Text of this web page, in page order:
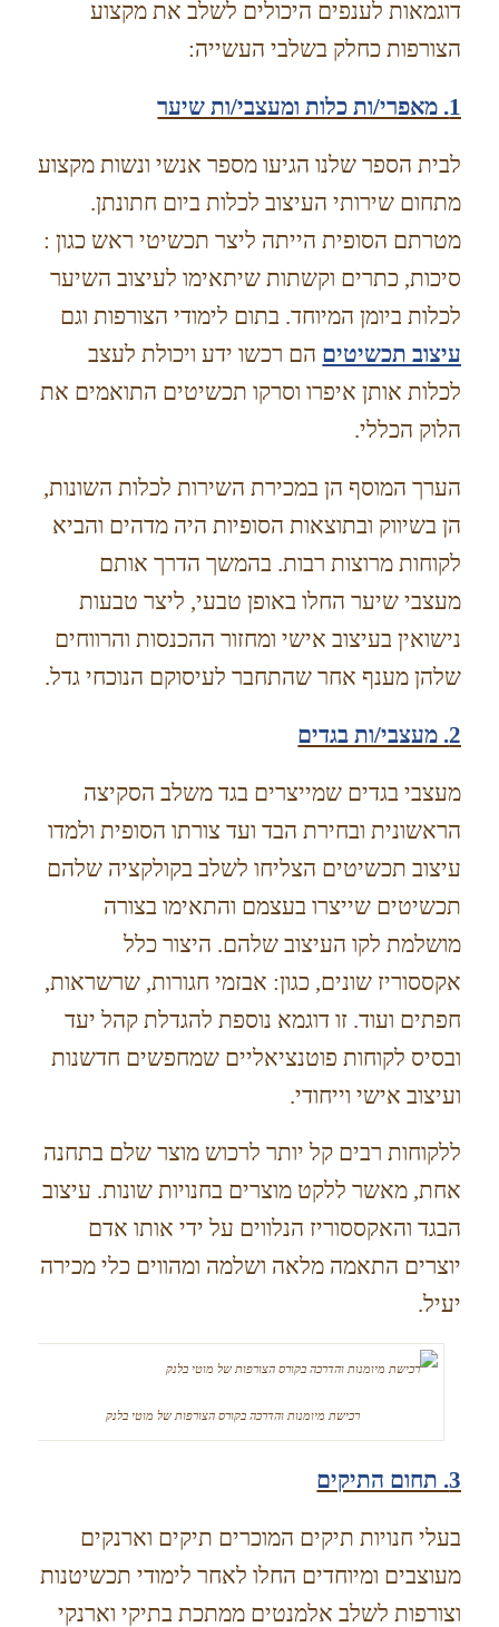
דוגמאות לענפים היכולים לשלב את מקצוע
הצורפות כחלק בשלבי העשייה:
1. מאפרי/ות כלות ומעצבי/ות שיער
לבית הספר שלנו הגיעו מספר אנשי ונשות מקצוע
מתחום שירותי העיצוב לכלות ביום חתונתן.
מטרתם הסופית הייתה ליצר תכשיטי ראש כגון :
סיכות, כתרים וקשתות שיתאימו לעיצוב השיער
לכלות ביומן המיוחד. בתום לימודי הצורפות וגם
עיצוב תכשיטים הם רכשו ידע ויכולת לעצב
לכלות אותן איפרו וסרקו תכשיטים התואמים את
הלוק הכללי.
הערך המוסף הן במכירת השירות לכלות השונות,
הן בשיווק ובתוצאות הסופיות היה מדהים והביא
לקוחות מרוצות רבות. בהמשך הדרך אותם
מעצבי שיער החלו באופן טבעי, ליצר טבעות
נישואין בעיצוב אישי ומחזור ההכנסות והרווחים
שלהן מענף אחר שהתחבר לעיסוקם הנוכחי גדל.
2. מעצבי/ות בגדים
מעצבי בגדים שמייצרים בגד משלב הסקיצה
הראשונית ובחירת הבד ועד צורתו הסופית ולמדו
עיצוב תכשיטים הצליחו לשלב בקולקציה שלהם
תכשיטים שייצרו בעצמם והתאימו בצורה
מושלמת לקו העיצוב שלהם. היצור כלל
אקססוריז שונים, כגון: אבזמי חגורות, שרשראות,
חפתים ועוד. זו דוגמא נוספת להגדלת קהל יעד
ובסיס לקוחות פוטנציאליים שמחפשים חדשנות
ועיצוב אישי וייחודי.
ללקוחות רבים קל יותר לרכוש מוצר שלם בתחנה
אחת, מאשר ללקט מוצרים בחנויות שונות. עיצוב
הבגד והאקססוריז הנלווים על ידי אותו אדם
יוצרים התאמה מלאה ושלמה ומהווים כלי מכירה
יעיל.
רכישת מיומנות והדרכה בקורס הצורפות של מוטי בלנק
3. תחום התיקים
בעלי חנויות תיקים המוכרים תיקים וארנקים
מעוצבים ומיוחדים החלו לאחר לימודי תכשיטנות
וצורפות לשלב אלמנטים ממתכת בתיקי וארנקי